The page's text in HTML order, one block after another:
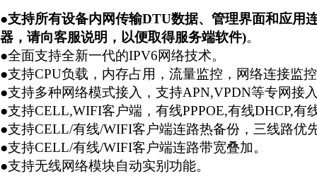
●支持所有设备内网传输DTU数据、管理界面和应用
器，请向客服说明，以便取得服务端软件)。
●全面支持全新一代的IPV6网络技术。
●支持CPU负载，内存占用，流量监控，网络连接监
●支持多种网络模式接入，支持APN,VPDN等专网接
●支持CELL,WIFI客户端，有线PPPOE,有线DHCP,有
●支持CELL/有线/WIFI客户端连路热备份，三线路优
●支持CELL/有线/WIFI客户端连路带宽叠加。
●支持无线网络模块自动实别功能。